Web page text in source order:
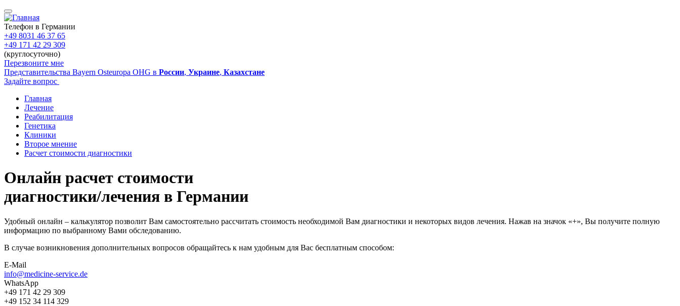
Перейти
к
основному
содержанию
Телефон в Германии
+49 8031 46 37 65
+49 171 42 29 309
(круглосуточно)
Перезвоните мне
Представительства Bayern Osteuropa OHG в России, Украине, Казахстане
Задайте вопрос
Main
navigation
Главная
Лечение
Реабилитация
Генетика
Клиники
Второе мнение
Расчет стоимости диагностики
Онлайн расчет стоимости
диагностики/лечения в Германии
Удобный онлайн – калькулятор позволит Вам самостоятельно рассчитать стоимость необходимой Вам диагностики и некоторых видов лечения. Нажав на значок «+», Вы получите полную
информацию по выбранному Вами обследованию.
В случае возникновения дополнительных вопросов обращайтесь к нам удобным для Вас бесплатным способом:
E-Mail
info@medicine-service.de
WhatsApp
+49 171 42 29 309
+49 152 34 114 329